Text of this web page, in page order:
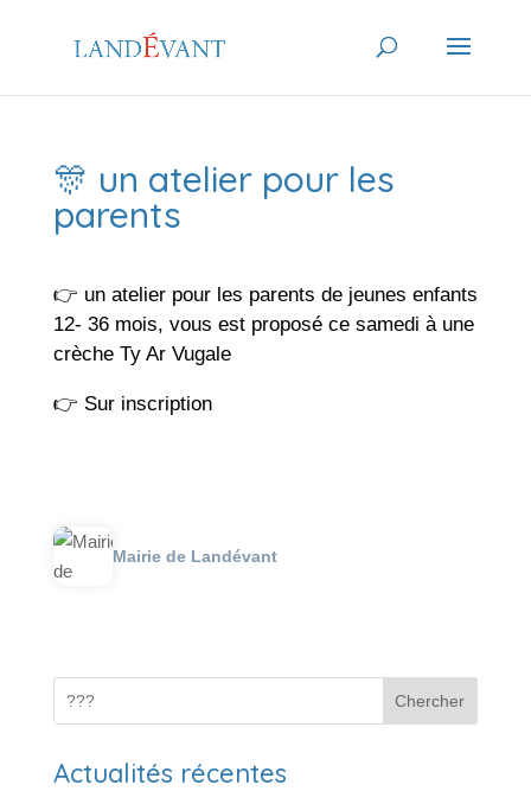
🎊 un atelier pour les
parents
👉 un atelier pour les parents de jeunes enfants
12- 36 mois, vous est proposé ce samedi à une
crèche Ty Ar Vugale
👉 Sur inscription
Mairie de Landévant
Chercher
Actualités récentes